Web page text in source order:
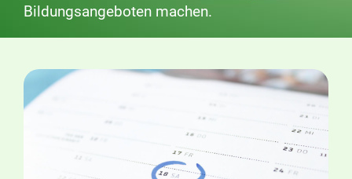
Bildungsangeboten machen.